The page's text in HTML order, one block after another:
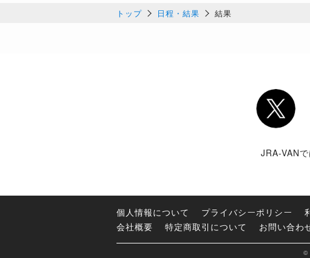
トップ 日程・結果 結果
Twitter
JRA-VAN
個人情報について プライバシーポリシー
会社概要
特定商取引について お問い合わ
©